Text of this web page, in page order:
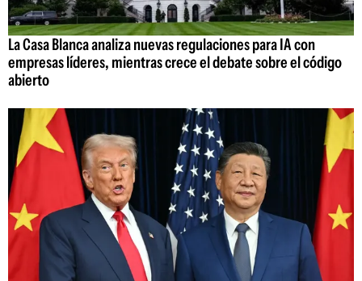
La Casa Blanca analiza nuevas regulaciones para IA con
empresas líderes, mientras crece el debate sobre el código
abierto